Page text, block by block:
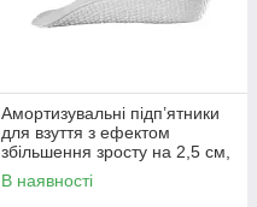
Амортизувальні підп’ятники
для взуття з ефектом
збільшення зросту на 2,5 см,
анатомічні вкладиші EVA 1
пара 29834
В наявності